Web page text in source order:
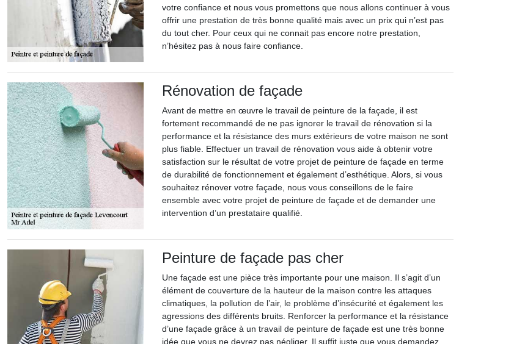
votre confiance et nous vous promettons que nous allons continuer à vous
offrir une prestation de très bonne qualité mais avec un prix qui n’est pas
du tout cher. Pour ceux qui ne connait pas encore notre prestation,
n’hésitez pas à nous faire confiance.
Rénovation de façade
Avant de mettre en œuvre le travail de peinture de la façade, il est
fortement recommandé de ne pas ignorer le travail de rénovation si la
performance et la résistance des murs extérieurs de votre maison ne sont
plus fiable. Effectuer un travail de rénovation vous aide à obtenir votre
satisfaction sur le résultat de votre projet de peinture de façade en terme
de durabilité de fonctionnement et également d’esthétique. Alors, si vous
souhaitez rénover votre façade, nous vous conseillons de le faire
ensemble avec votre projet de peinture de façade et de demander une
intervention d’un prestataire qualifié.
Peinture de façade pas cher
Une façade est une pièce très importante pour une maison. Il s’agit d’un
élément de couverture de la hauteur de la maison contre les attaques
climatiques, la pollution de l’air, le problème d’insécurité et également les
agressions des différents bruits. Renforcer la performance et la résistance
d’une façade grâce à un travail de peinture de façade est une très bonne
idée que vous ne devrez pas négliger. Il suffit juste que vous demandez